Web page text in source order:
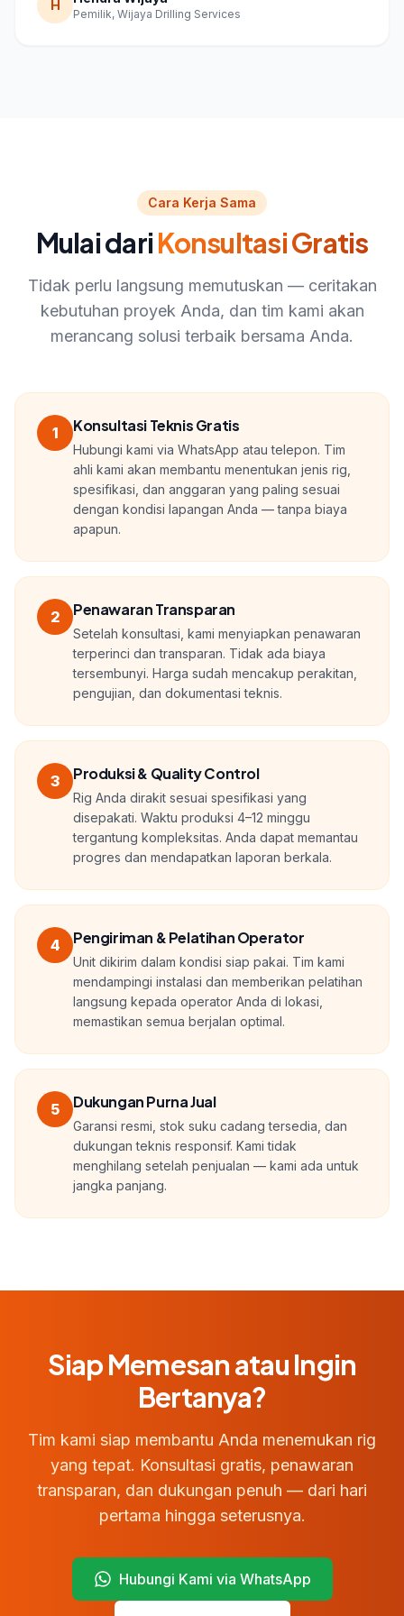
H
Pemilik, Wijaya Drilling Services
Cara Kerja Sama
Mulai dariKonsultasi Gratis
Tidak perlu langsung memutuskan — ceritakan
kebutuhan proyek Anda, dan tim kami akan
merancang solusi terbaik bersama Anda.
1 Konsultasi Teknis Gratis
Hubungi kami via WhatsApp atau telepon. Tim
ahli kami akan membantu menentukan jenis rig,
spesifikasi, dan anggaran yang paling sesuai
dengan kondisi lapangan Anda — tanpa biaya
apapun.
2 Penawaran Transparan
Setelah konsultasi, kami menyiapkan penawaran
terperinci dan transparan. Tidak ada biaya
tersembunyi. Harga sudah mencakup perakitan,
pengujian, dan dokumentasi teknis.
3 Produksi & Quality Control
Rig Anda dirakit sesuai spesifikasi yang
disepakati. Waktu produksi 4–12 minggu
tergantung kompleksitas. Anda dapat memantau
progres dan mendapatkan laporan berkala.
4 Pengiriman & Pelatihan Operator
Unit dikirim dalam kondisi siap pakai. Tim kami
mendampingi instalasi dan memberikan pelatihan
langsung kepada operator Anda di lokasi,
memastikan semua berjalan optimal.
5 Dukungan Purna Jual
Garansi resmi, stok suku cadang tersedia, dan
dukungan teknis responsif. Kami tidak
menghilang setelah penjualan — kami ada untuk
jangka panjang.
Siap Memesan atau Ingin
Bertanya?
Tim kami siap membantu Anda menemukan rig
yang tepat. Konsultasi gratis, penawaran
transparan, dan dukungan penuh — dari hari
pertama hingga seterusnya.
Hubungi Kami via WhatsApp